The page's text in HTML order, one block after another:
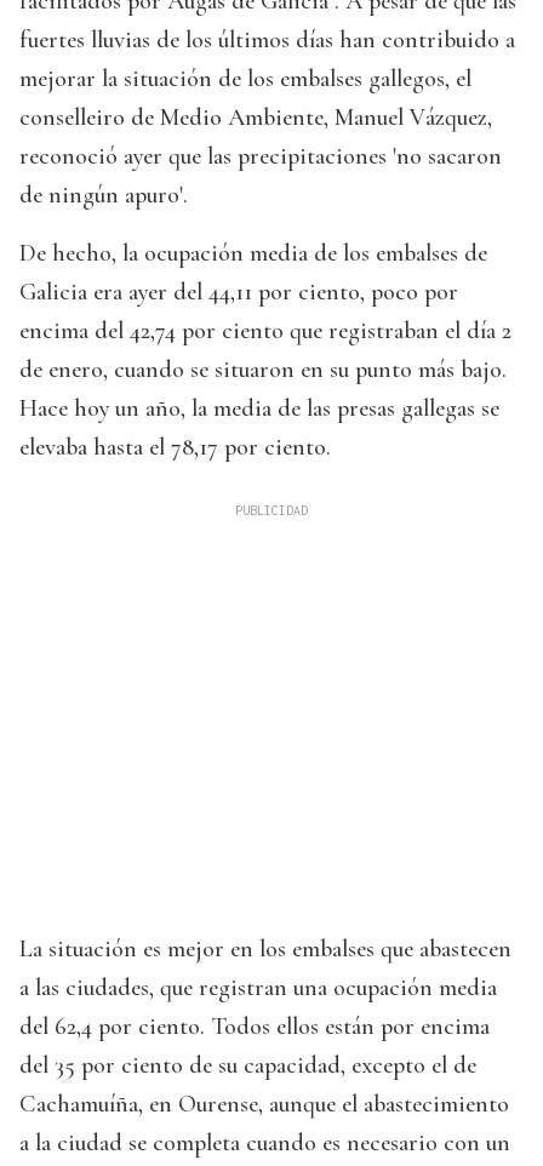
fuertes lluvias de los últimos días han contribuido a
mejorar la situación de los embalses gallegos, el
conselleiro de Medio Ambiente, Manuel Vázquez,
reconoció ayer que las precipitaciones 'no sacaron
de ningún apuro'.
De hecho, la ocupación media de los embalses de
Galicia era ayer del 44,11 por ciento, poco por
encima del 42,74 por ciento que registraban el día 2
de enero, cuando se situaron en su punto más bajo.
Hace hoy un año, la media de las presas gallegas se
elevaba hasta el 78,17 por ciento.
La situación es mejor en los embalses que abastecen
a las ciudades, que registran una ocupación media
del 62,4 por ciento. Todos ellos están por encima
del 35 por ciento de su capacidad, excepto el de
Cachamuíña, en Ourense, aunque el abastecimiento
a la ciudad se completa cuando es necesario con un